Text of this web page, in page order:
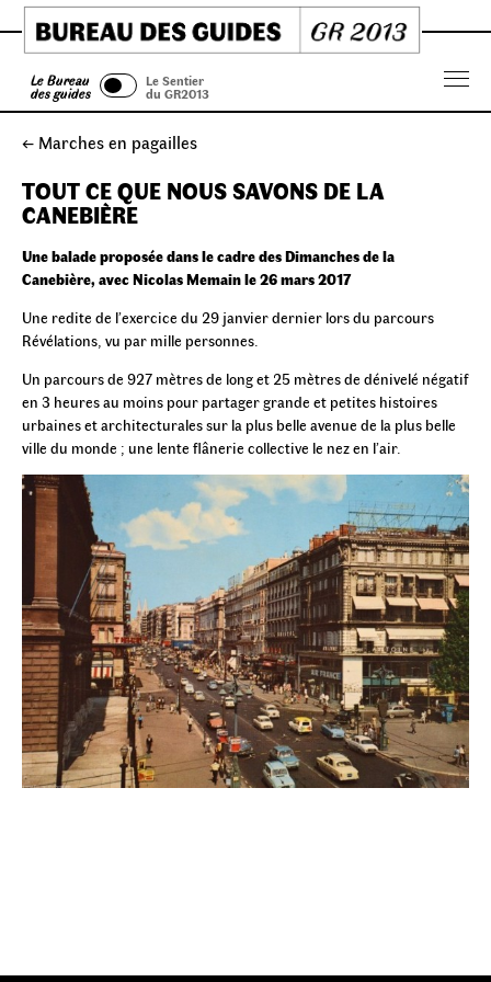
Skip
to
content
Le Bureau
des guides
Le Sentier
du GR2013
← Marches en pagailles
TOUT CE QUE NOUS SAVONS DE LA
CANEBIÈRE
Une balade proposée dans le cadre des Dimanches de la
Canebière, avec Nicolas Memain le 26 mars 2017
Une redite de l’exercice du 29 janvier dernier lors du parcours
Révélations, vu par mille personnes.
Un parcours de 927 mètres de long et 25 mètres de dénivelé négatif
en 3 heures au moins pour partager grande et petites histoires
urbaines et architecturales sur la plus belle avenue de la plus belle
ville du monde ; une lente flânerie collective le nez en l’air.